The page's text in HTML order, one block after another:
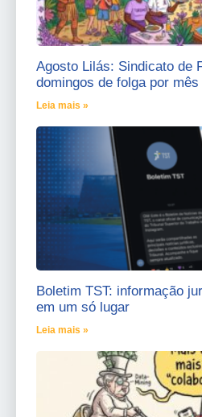
Agosto Lilás: Sindicato de
domingos de folga por mês
Leia mais »
Boletim TST: informação
em um só lugar
Leia mais »